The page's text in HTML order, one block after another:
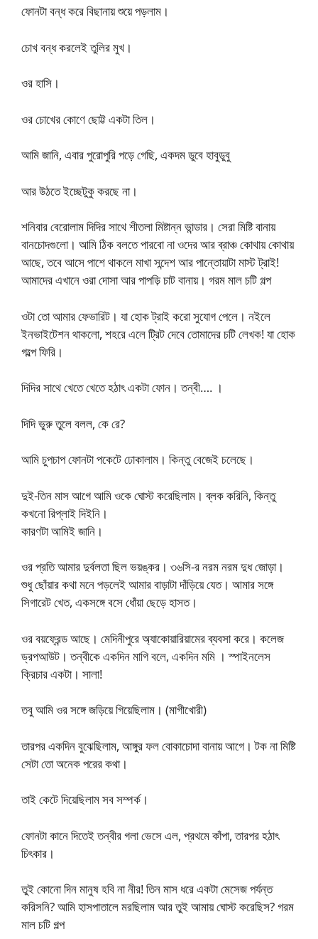
ফোনটা বন্ধ করে বিছানায় শুয়ে পড়লাম।
চোখ বন্ধ করলেই তুলির মুখ।
ওর হাসি।
ওর চোখের কোণে ছোট্ট একটা তিল।
আমি জানি, এবার পুরোপুরি পড়ে গেছি, একদম ডুবে হাবুডুবু
আর উঠতে ইচ্ছেটুকু করছে না।
শনিবার বেরোলাম দিদির সাথে শীতলা মিষ্টান্ন ভান্ডার। সেরা মিষ্টি বানায়
বানচোদগুলো। আমি ঠিক বলতে পারবো না ওদের আর ব্রাঞ্চ কোথায় কোথায়
আছে, তবে আসে পাশে থাকলে মাখা সন্দেশ আর পান্তোয়াটা মাস্ট ট্রাই!
আমাদের এখানে ওরা দোসা আর পাপড়ি চাট বানায়। গরম মাল চটি গল্প
ওটা তো আমার ফেভারিট। যা হোক ট্রাই করো সুযোগ পেলে। নইলে
ইনভাইটেশন থাকলো, শহরে এলে ট্রিট দেবে তোমাদের চটি লেখক! যা হোক
গল্পে ফিরি।
দিদির সাথে খেতে খেতে হঠাৎ একটা ফোন। তন্বী…. ।
দিদি ভুরু তুলে বলল, কে রে?
আমি চুপচাপ ফোনটা পকেটে ঢোকালাম। কিন্তু বেজেই চলেছে।
দুই-তিন মাস আগে আমি ওকে ঘোস্ট করেছিলাম। ব্লক করিনি, কিন্তু
কখনো রিপ্লাই দিইনি।
কারণটা আমিই জানি।
ওর প্রতি আমার দুর্বলতা ছিল ভয়ঙ্কর। ৩৬সি-র নরম নরম দুধ জোড়া।
শুধু ছোঁয়ার কথা মনে পড়লেই আমার বাড়াটা দাঁড়িয়ে যেত। আমার সঙ্গে
সিগারেট খেত, একসঙ্গে বসে ধোঁয়া ছেড়ে হাসত।
ওর বয়ফ্রেন্ড আছে। মেদিনীপুরে অ্যাকোয়ারিয়ামের ব্যবসা করে। কলেজ
ড্রপআউট। তন্বীকে একদিন মাগি বলে, একদিন মমি । স্পাইনলেস
ক্রিচার একটা। সালা!
তবু আমি ওর সঙ্গে জড়িয়ে গিয়েছিলাম। (মাগীখোরী)
তারপর একদিন বুঝেছিলাম, আঙ্গুর ফল বোকাচোদা বানায় আগে। টক না মিষ্টি
সেটা তো অনেক পরের কথা।
তাই কেটে দিয়েছিলাম সব সম্পর্ক।
ফোনটা কানে দিতেই তন্বীর গলা ভেসে এল, প্রথমে কাঁপা, তারপর হঠাৎ
চিৎকার।
তুই কোনো দিন মানুষ হবি না নীর! তিন মাস ধরে একটা মেসেজ পর্যন্ত
করিসনি? আমি হাসপাতালে মরছিলাম আর তুই আমায় ঘোস্ট করেছিস? গরম
মাল চটি গল্প